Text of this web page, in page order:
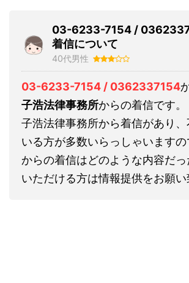
03-6233-7154 /
着信について
40代男性
03-6233-7154 / 0362337154
子浩法律事務所からの着信です。
子浩法律事務所から着信があり
いる方が多数いらっしゃいます
からの着信はどのような内容だ
いただける方は情報提供をお願い